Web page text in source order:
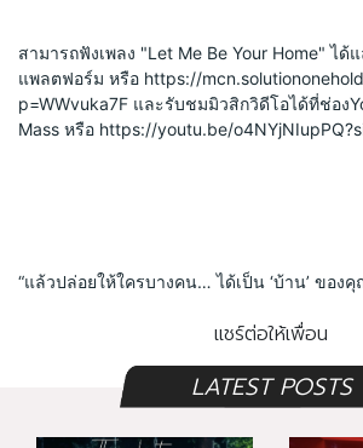
สามารถฟังเพลง "Let Me Be Your Home" ได้
แพลตฟอร์ม หรือ https://
p=WWvuka7F และรับชมมิวสิกวิดีโอได้ที่ช่อง
Mass หรือ https://youtu.be/
“แล้วปล่อยให้ใครบางคน… ได้เป็น ‘บ้าน’ ของคุ
แชร์ต่อให้เพื่อน
LATEST POSTS